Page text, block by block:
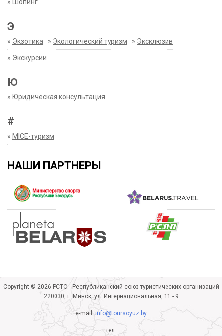
» Шопинг
Э
» Экзотика » Экологический туризм » Эксклюзив
» Экскурсии
Ю
» Юридическая консультация
#
» MICE-туризм
НАШИ ПАРТНЕРЫ
Copyright © 2026 РСТО - Республиканский союз туристических организаций
220030, г. Минск, ул. Интернациональная, 11 - 9
e-mail:info@toursoyuz.by
тел.